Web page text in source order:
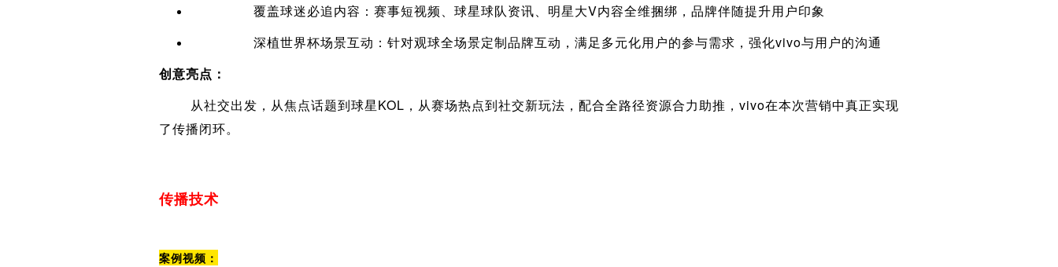
覆盖球迷必追内容：赛事短视频、球星球队资讯、明星大V内容全维捆绑，品牌伴随提升用户印象
深植世界杯场景互动：针对观球全场景定制品牌互动，满足多元化用户的参与需求，强化vivo与用户的沟通
创意亮点：
从社交出发，从焦点话题到球星KOL，从赛场热点到社交新玩法，配合全路径资源合力助推，vivo在本次营销中真正实现
了传播闭环。
传播技术
案例视频：